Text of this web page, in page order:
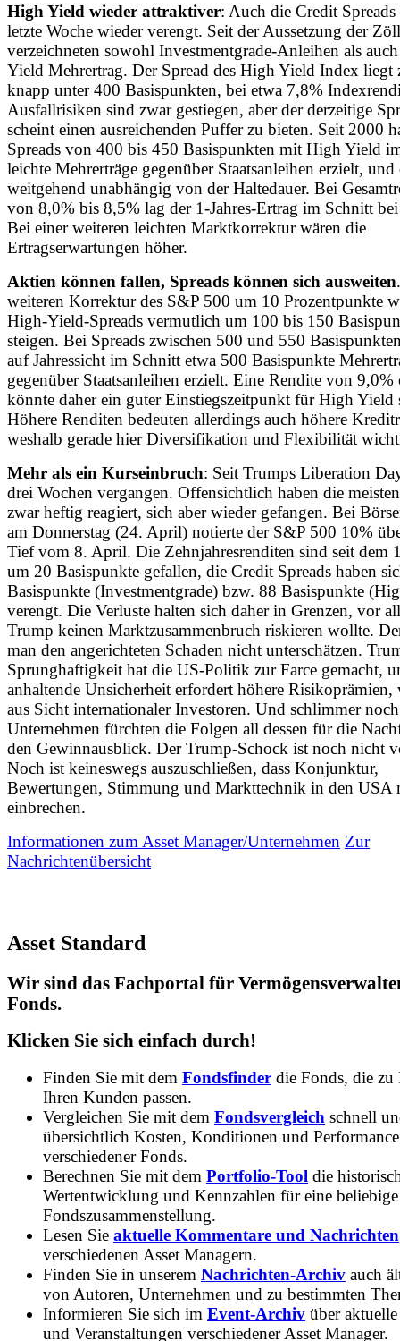
High Yield wieder attraktiver: Auch die Credit Spreads
letzte Woche wieder verengt. Seit der Aussetzung der
verzeichneten sowohl Investmentgrade-Anleihen als
Yield Mehrertrag. Der Spread des High Yield Index liegt
knapp unter 400 Basispunkten, bei etwa 7,8%
Ausfallrisiken sind zwar gestiegen, aber der derzeitige
scheint einen ausreichenden Puffer zu bieten. Seit 2000
Spreads von 400 bis 450 Basispunkten mit High Yield
leichte Mehrerträge gegenüber Staatsanleihen erzielt, und
weitgehend unabhängig von der Haltedauer. Bei
von 8,0% bis 8,5% lag der 1-Jahres-Ertrag im Schnitt
Bei einer weiteren leichten Marktkorrektur wären die
Ertragserwartungen höher.
Aktien können fallen, Spreads können sich ausweiten
weiteren Korrektur des S&P 500 um 10 Prozentpunkte
High-Yield-Spreads vermutlich um 100 bis 150
steigen. Bei Spreads zwischen 500 und 550
auf Jahressicht im Schnitt etwa 500 Basispunkte
gegenüber Staatsanleihen erzielt. Eine Rendite von 9,0%
könnte daher ein guter Einstiegszeitpunkt für High Yield
Höhere Renditen bedeuten allerdings auch höhere
weshalb gerade hier Diversifikation und Flexibilität
Mehr als ein Kurseinbruch: Seit Trumps Liberation
drei Wochen vergangen. Offensichtlich haben die
zwar heftig reagiert, sich aber wieder gefangen. Bei
am Donnerstag (24. April) notierte der S&P 500 10%
Tief vom 8. April. Die Zehnjahresrenditen sind seit dem
um 20 Basispunkte gefallen, die Credit Spreads haben
Basispunkte (Investmentgrade) bzw. 88 Basispunkte
verengt. Die Verluste halten sich daher in Grenzen, vor
Trump keinen Marktzusammenbruch riskieren wollte.
man den angerichteten Schaden nicht unterschätzen.
Sprunghaftigkeit hat die US-Politik zur Farce gemacht,
anhaltende Unsicherheit erfordert höhere Risikoprämien,
aus Sicht internationaler Investoren. Und schlimmer
Unternehmen fürchten die Folgen all dessen für die
den Gewinnausblick. Der Trump-Schock ist noch nicht
Noch ist keineswegs auszuschließen, dass Konjunktur,
Bewertungen, Stimmung und Markttechnik in den USA
einbrechen.
Informationen zum Asset Manager/Unternehmen Zur
Nachrichtenübersicht
Asset Standard
Wir sind das Fachportal für
Fonds.
Klicken Sie sich einfach durch!
Finden Sie mit dem Fondsfinder die Fonds, die zu
Ihren Kunden passen.
Vergleichen Sie mit dem Fondsvergleich schnell
übersichtlich Kosten, Konditionen und Performance
verschiedener Fonds.
Berechnen Sie mit dem Portfolio-Tool die
Wertentwicklung und Kennzahlen für eine beliebige
Fondszusammenstellung.
Lesen Sie aktuelle Kommentare und Nachrichten
verschiedenen Asset Managern.
Finden Sie in unserem Nachrichten-Archiv auch
von Autoren, Unternehmen und zu bestimmten
Informieren Sie sich im Event-Archiv über
und Veranstaltungen verschiedener Asset Manager.